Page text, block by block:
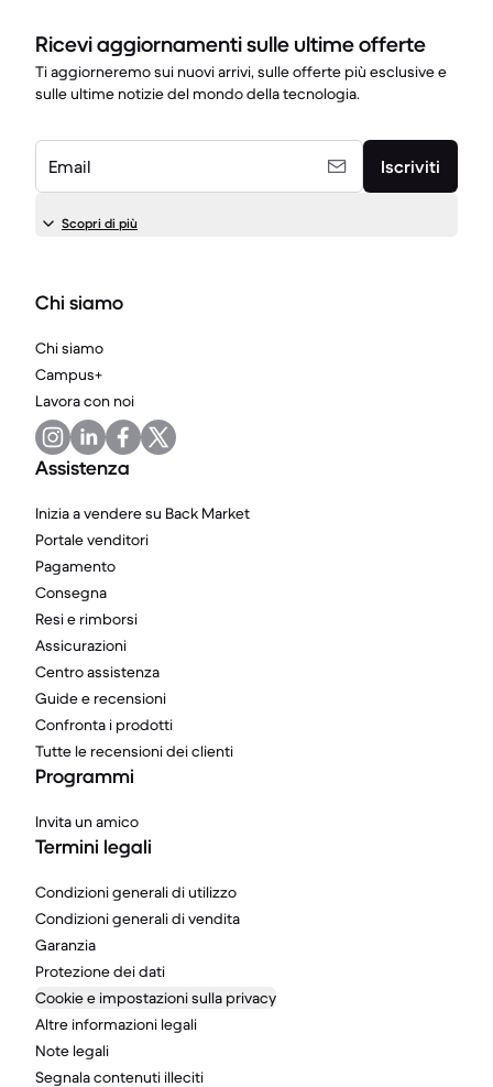
Ricevi aggiornamenti sulle ultime offerte
Ti aggiorneremo sui nuovi arrivi, sulle offerte più esclusive e
sulle ultime notizie del mondo della tecnologia.
Email Iscriviti
Scopri di più
Chi siamo
Chi siamo
Campus+
Lavora con noi
Assistenza
Inizia a vendere su Back Market
Portale venditori
Pagamento
Consegna
Resi e rimborsi
Assicurazioni
Centro assistenza
Guide e recensioni
Confronta i prodotti
Tutte le recensioni dei clienti
Programmi
Invita un amico
Termini legali
Condizioni generali di utilizzo
Condizioni generali di vendita
Garanzia
Protezione dei dati
Cookie e impostazioni sulla privacy
Altre informazioni legali
Note legali
Segnala contenuti illeciti